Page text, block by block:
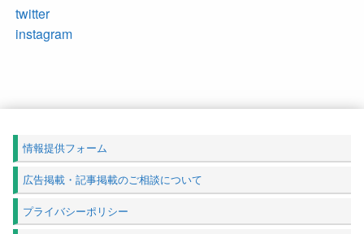
twitter
instagram
情報提供フォーム
広告掲載・記事掲載のご相談について
プライバシーポリシー